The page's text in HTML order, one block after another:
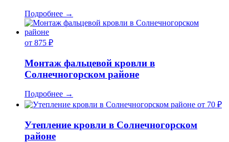
Подробнее →
от 875 ₽
Монтаж фальцевой кровли в
Солнечногорском районе
Подробнее →
от 70 ₽
Утепление кровли в Солнечногорском
районе